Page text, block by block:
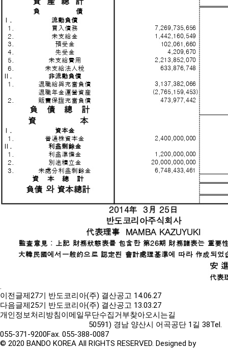
.
이전글제27기 반도코리아(주) 결산공고 14.06.27
다음글제25기 반도코리아(주) 결산공고 13.03.27
개인정보처리방침이메일무단수집거부찾아오시는길
50591) 경남 양산시 어곡공단 1길 38Tel.
055-371-9200Fax. 055-388-0087
© 2020 BANDO KOREA All RIGHTS RESERVED. Designed by